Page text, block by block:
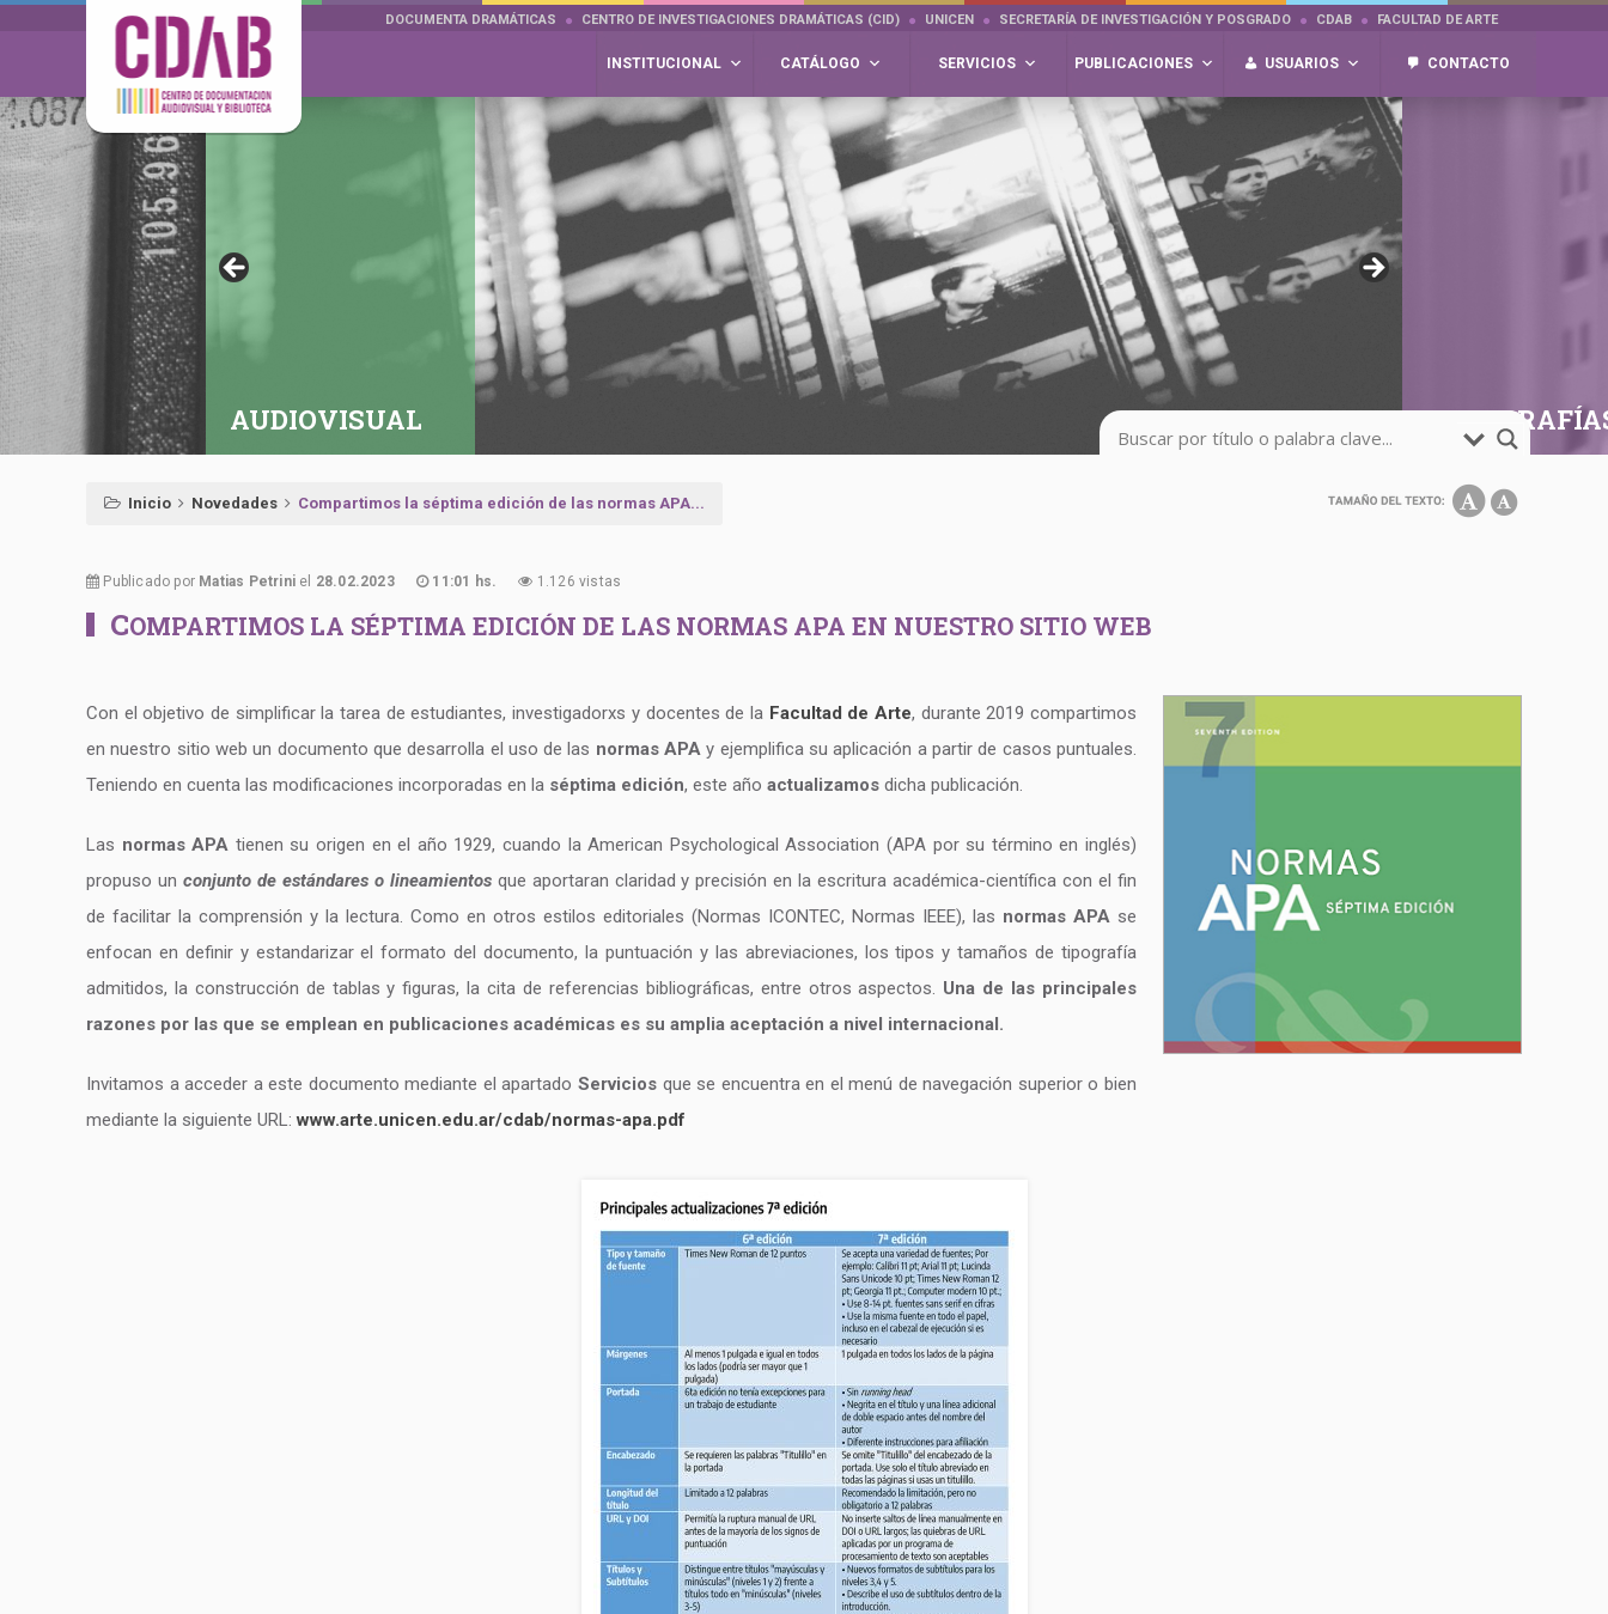
DOCUMENTA DRAMÁTICAS CENTRO DE INVESTIGACIONES DRAMÁTICAS (CID) UNICEN SECRETARÍA DE INVESTIGACIÓN Y POSGRADO CDAB FACULTAD DE ARTE
INSTITUCIONAL CATÁLOGO SERVICIOS PUBLICACIONES USUARIOS CONTACTO
AUDIOVISUAL
Inicio Novedades Compartimos la séptima edición de las normas APA...
Publicado por Matias Petrini el 28.02.2023 11:01 hs. 1.126 vistas
COMPARTIMOS LA SÉPTIMA EDICIÓN DE LAS NORMAS APA EN NUESTRO SITIO WEB
Con el objetivo de simplificar la tarea de estudiantes, investigadorxs y docentes de la Facultad de Arte, durante 2019 compartimos
en nuestro sitio web un documento que desarrolla el uso de las normas APA y ejemplifica su aplicación a partir de casos puntuales.
Teniendo en cuenta las modificaciones incorporadas en la séptima edición, este año actualizamos dicha publicación.
Las normas APA tienen su origen en el año 1929, cuando la American Psychological Association (APA por su término en inglés)
propuso un conjunto de estándares o lineamientosque aportaran claridad y precisión en la escritura académica-científica con el fin
de facilitar la comprensión y la lectura. Como en otros estilos editoriales (Normas ICONTEC, Normas IEEE), las normas APA se
enfocan en definir y estandarizar el formato del documento, la puntuación y las abreviaciones, los tipos y tamaños de tipografía
admitidos, la construcción de tablas y figuras, la cita de referencias bibliográficas, entre otros aspectos. Una de las principales
razones por las que se emplean en publicaciones académicas es su amplia aceptación a nivel internacional.
Invitamos a acceder a este documento mediante el apartado Serviciosque se encuentra en el menú de navegación superior o bien
mediante la siguiente URL:www.arte.unicen.edu.ar/cdab/normas-apa.pdf